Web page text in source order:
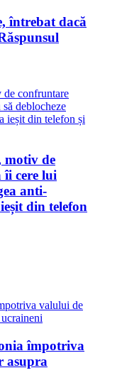
întrebat dacă
motiv de
cere lui
anti-
din telefon
împotriva
asupra